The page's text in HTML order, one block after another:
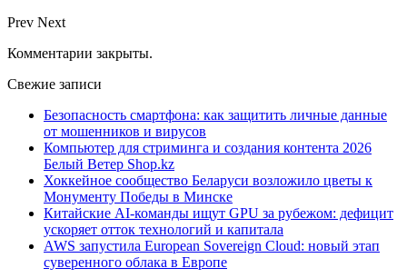
Prev Next
Комментарии закрыты.
Свежие записи
Безопасность смартфона: как защитить личные данные
от мошенников и вирусов
Компьютер для стриминга и создания контента 2026
Белый Ветер Shop.kz
Хоккейное сообщество Беларуси возложило цветы к
Монументу Победы в Минске
Китайские AI-команды ищут GPU за рубежом: дефицит
ускоряет отток технологий и капитала
AWS запустила European Sovereign Cloud: новый этап
суверенного облака в Европе